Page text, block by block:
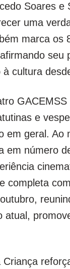
Soares
uma
marca os
cultura
e
em geral.
em número
completa
atual,